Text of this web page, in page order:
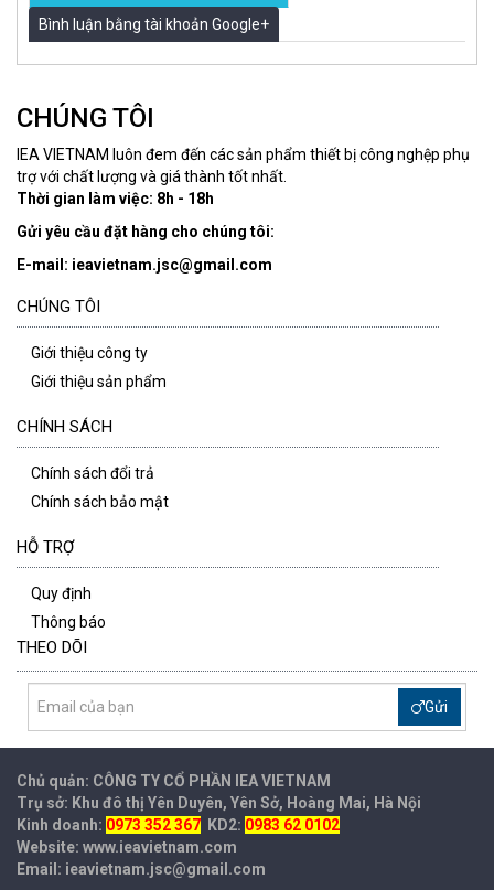
Bình luận bằng tài khoản Google+
CHÚNG TÔI
IEA VIETNAM luôn đem đến các sản phẩm thiết bị công nghệp phụ
trợ với chất lượng và giá thành tốt nhất.
Thời gian làm việc: 8h - 18h
Gửi yêu cầu đặt hàng cho chúng tôi:
E-mail: ieavietnam.jsc@gmail.com
CHÚNG TÔI
Giới thiệu công ty
Giới thiệu sản phẩm
CHÍNH SÁCH
Chính sách đổi trả
Chính sách bảo mật
HỖ TRỢ
Quy định
Thông báo
THEO DÕI
Gửi
Chủ quản: CÔNG TY CỔ PHẦN IEAVIETNAM
Trụ sở: Khu đô thị Yên Duyên, Yên Sở, Hoàng Mai, Hà Nội
Kinh doanh: 0973 352 367 KD2: 0983 62 0102
Website: www.ieavietnam.com
Email: ieavietnam.jsc@gmail.com